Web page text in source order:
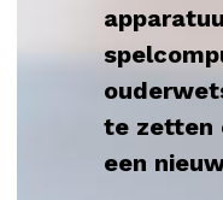
te zetten
een